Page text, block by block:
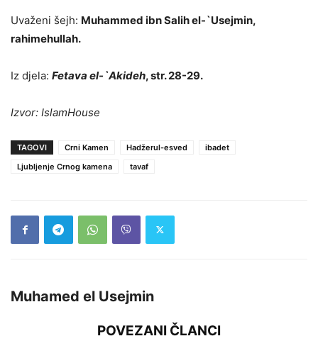
Uvaženi šejh: Muhammed ibn Salih el-`Usejmin,
rahimehullah.
Iz djela: Fetava el-`Akideh, str. 28-29.
Izvor: IslamHouse
TAGOVI Crni Kamen Hadžerul-esved
ibadet
Ljubljenje Crnog kamena
tavaf
Muhamed el Usejmin
POVEZANI ČLANCI